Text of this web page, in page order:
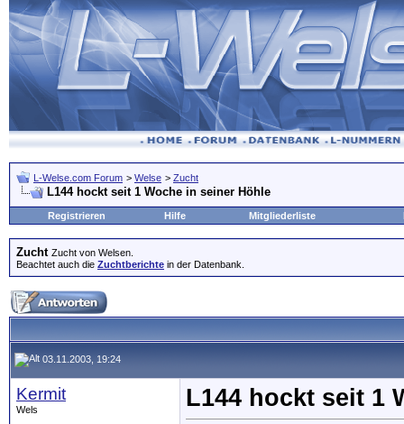
L-Welse.com Forum > Welse > Zucht
L144 hockt seit 1 Woche in seiner Höhle
Registrieren Hilfe Mitgliederliste
Zucht Zucht von Welsen.
Beachtet auch die Zuchtberichte in der Datenbank.
03.11.2003, 19:24
Kermit
Wels
L144 hockt seit 1